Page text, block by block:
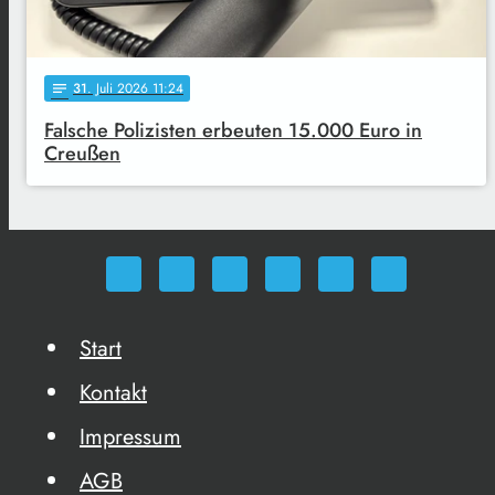
notes 31. Juli 2026 11:24
Falsche Polizisten erbeuten 15.000 Euro in
Creußen
Start
Kontakt
Impressum
AGB